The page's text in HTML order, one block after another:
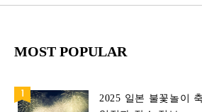
MOST POPULAR
2025 일본 불꽃놀이